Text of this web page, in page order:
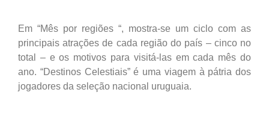
Em “Mês por regiões “, mostra-se um ciclo com as
principais atrações de cada região do país – cinco no
total – e os motivos para visitá-las em cada mês do
ano. “Destinos Celestiais” é uma viagem à pátria dos
jogadores da seleção nacional uruguaia.